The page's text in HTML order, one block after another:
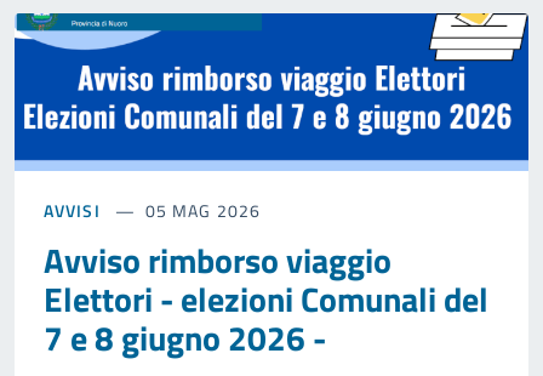
AVVISI 05 MAG 2026
Avviso rimborso viaggio
Elettori - elezioni Comunali del
7 e 8 giugno 2026 -